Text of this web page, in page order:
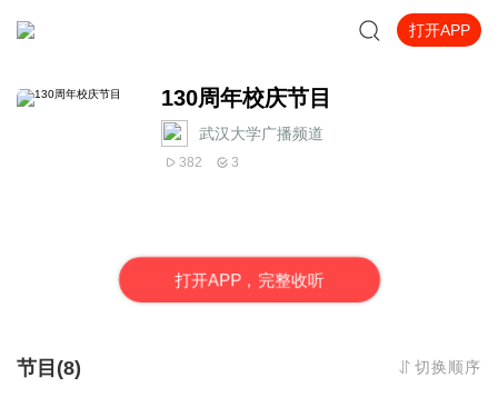
打开APP
130周年校庆节目
武汉大学广播频道
382 3
打开APP，完整收听
节目(8) 切换顺序